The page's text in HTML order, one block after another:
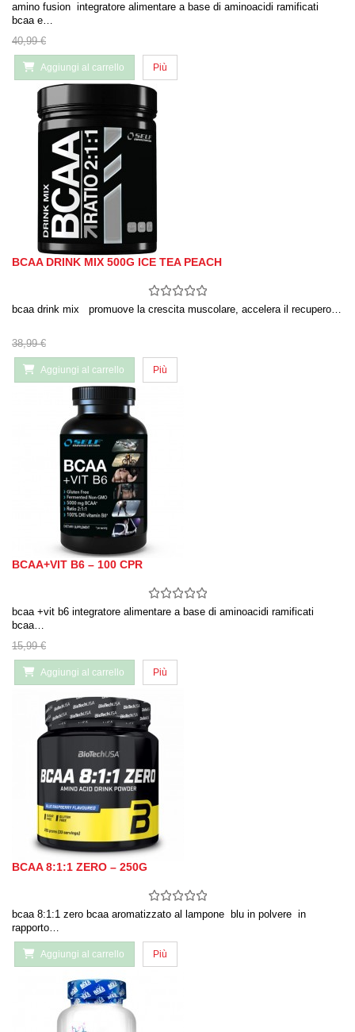
amino fusion integratore alimentare a base di aminoacidi ramificati
bcaa e…
40,99 €
Aggiungi al carrello Più
BCAA DRINK MIX 500G ICE TEA PEACH
bcaa drink mix promuove la crescita muscolare, accelera il recupero…
38,99 €
Aggiungi al carrello Più
BCAA+VIT B6 – 100 CPR
bcaa +vit b6 integratore alimentare a base di aminoacidi ramificati
bcaa…
15,99 €
Aggiungi al carrello Più
BCAA 8:1:1 ZERO – 250G
bcaa 8:1:1 zero bcaa aromatizzato al lampone blu in polvere in
rapporto…
Aggiungi al carrello Più